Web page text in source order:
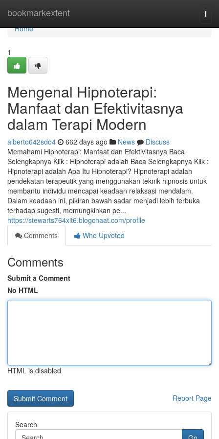
bookmarkextent
Home
Home
1
Mengenal Hipnoterapi:
Manfaat dan Efektivitasnya
dalam Terapi Modern
alberto642sdo4 662 days ago News
Discuss
Memahami Hipnoterapi: Manfaat dan Efektivitasnya Baca
Selengkapnya Klik : Hipnoterapi adalah Baca Selengkapnya Klik :
Hipnoterapi adalah Apa Itu Hipnoterapi? Hipnoterapi adalah
pendekatan terapeutik yang menggunakan teknik hipnosis untuk
membantu individu mencapai keadaan relaksasi mendalam.
Dalam keadaan ini, pikiran bawah sadar menjadi lebih terbuka
terhadap sugesti, memungkinkan pe...
https://stewarts764xit6.blogchaat.com/profile
Comments
Who Upvoted
Comments
Submit a Comment
No HTML
HTML is disabled
Report Page
Search